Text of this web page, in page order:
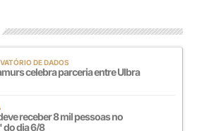
DE DADOS
celebra parceria entre Ulbra
receber 8 mil pessoas no
do dia 6/8